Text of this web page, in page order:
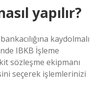
yapılır?
kaydolmalı
IBKB İşleme
sözleşme ekipmanı
seçerek işlemlerinizi